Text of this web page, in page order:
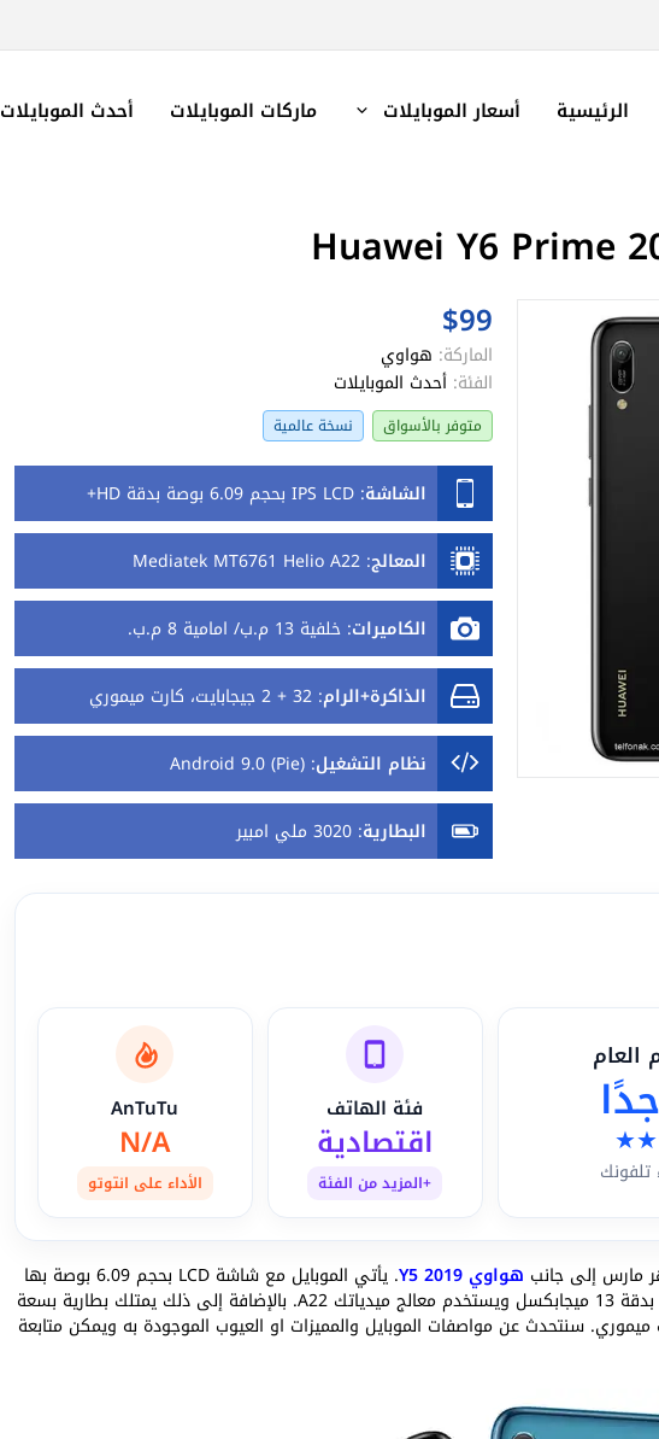
الرئيسية أسعار الموبايلات ماركات الموبايلات أحدث الموبايلات
$99
الماركة: هواوي
الفئة: أحدث الموبايلات
متوفر بالأسواق نسخة عالمية
الشاشة:IPS LCD بحجم 6.09 بوصة بدقة HD+
المعالج:
Mediatek MT6761 Helio A22
الكاميرات:خلفية 13 م.ب/ امامية 8 م.ب.
الذاكرة+الرام:32 + 2 جيجابايت، كارت ميموري
نظام التشغيل:
Android 9.0 (Pie)
البطارية:3020 ملي امبير
العام
★★
تلفونك
فئة الهاتف
اقتصادية
+المزيد من الفئة
AnTuTu
N/A
الأداء على انتوتو
هواوي Y5 2019 . يأتي الموبايل مع شاشة LCD بحجم 6.09 بوصة بها
نوتش للكاميرا الأمامية. كما يدعم كاميرا خلفية بدقة 13 ميجابكسل ويستخدم معالج ميدياتك A22. بالإضافة إلى ذلك يمتلك بطارية بسعة
ميموري. سنتحدث عن مواصفات الموبايل والمميزات او العيوب الموجودة به ويمكن متابعة